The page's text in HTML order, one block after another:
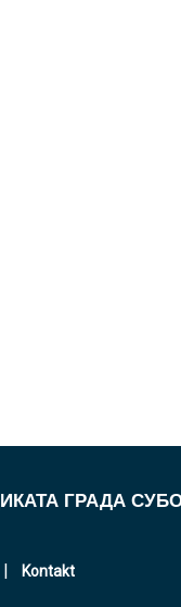
ГРАДА
Kontakt